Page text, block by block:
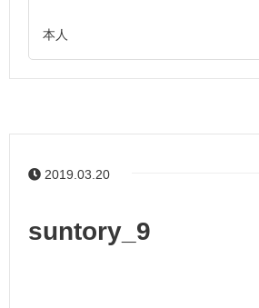
本人
2019.03.20
suntory_9